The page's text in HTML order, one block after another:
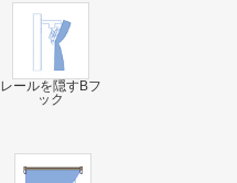
レールを隠すBフ
ック